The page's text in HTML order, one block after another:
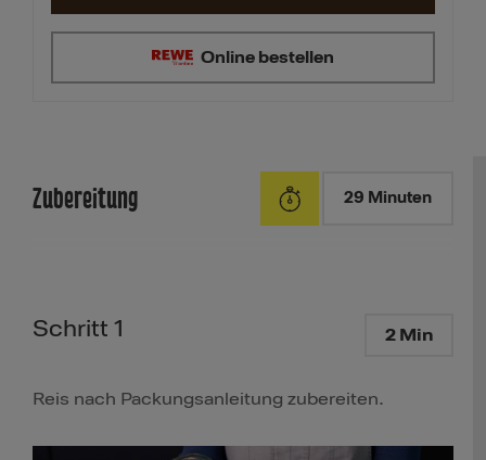
Online bestellen
Zubereitung 29 Minuten
Schritt 1 2 Min
Reis nach Packungsanleitung zubereiten.